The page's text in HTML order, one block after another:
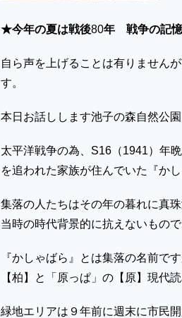
★今年の夏は戦後80年 戦争の記憶
自ら声を上げることは有りません
す。
本日お話しします池子の森自然公
太平洋戦争の為、 S16 （1941）年
を追われた家族が住んでいた『か
集落の人たちはその年の暮れに真
当時の時代背景的に抗えないもの
『かしゃばら』とは集落の名前で
【柏】と「原っぱ」の【原】現代
緑地エリアは９年前に週末に市民